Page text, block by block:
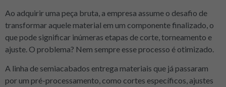
Ao adquirir uma peça bruta, a empresa assume o desafio de
transformar aquele material em um componente finalizado, o
que pode significar inúmeras etapas de corte, torneamento e
ajuste. O problema? Nem sempre esse processo é otimizado.
A linha de semiacabados entrega materiais que já passaram
por um pré-processamento, como cortes específicos, ajustes